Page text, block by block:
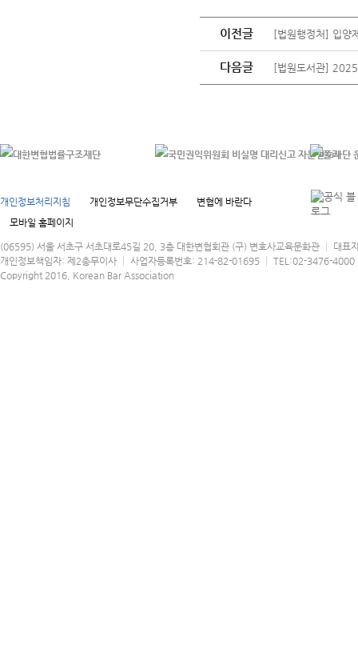
이전글 [법원행정처] 입양
다음글 [법원도서관]
개인정보처리지침 개인정보무단수집거부
변협에 바란다
모바일 홈페이지
(06595) 서울 서초구 서초대로45길 20, 3층 대한변협회관 (구) 변호사교육문화관 │ 대표
개인정보책임자: 제2총무이사 │ 사업자등록번호: 214-82-01695 │ TEL:02-3476-
Copyright 2016, Korean Bar Association